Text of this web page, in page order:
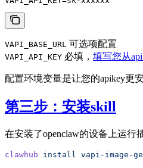
VAPI_BASE_URL 可选项配置
VAPI_API_KEY 必填， 填写您从
配置环境变量是让您的apikey更
第三步：安装skill
在安装了openclaw的设备上运行
clawhub install vapi-image-